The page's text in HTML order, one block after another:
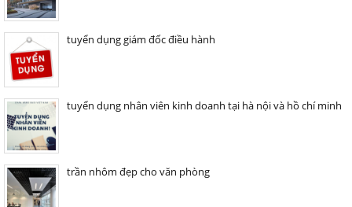
tuyển dụng giám đốc điều hành
tuyển dụng nhân viên kinh doanh tại hà nội và hồ chí minh
trần nhôm đẹp cho văn phòng